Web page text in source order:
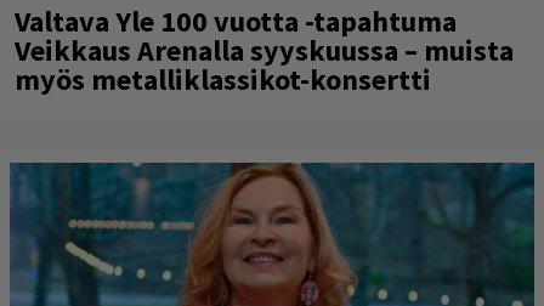
Valtava Yle 100 vuotta -tapahtuma
Veikkaus Arenalla syyskuussa – muista
myös metalliklassikot-konsertti